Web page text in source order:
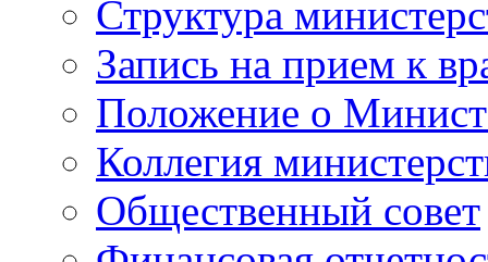
Структура
Запись на прием к
Положение о
Коллегия
Общественный совет